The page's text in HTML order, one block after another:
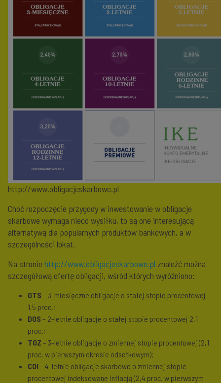
http://www.obligacjeskarbowe.pl
Choć rozpoczęcie przygody w inwestowanie w obligacje
skarbowe wymaga nieco wysiłku, to są one interesującą
alternatywą dla popularnych produktów bankowych, a w
szczególności lokat.
Na stronie http://www.obligacjeskarbowe.pl znaleźć można
szczegółową ofertę obligacji, wśród których wyróżniono:
OTS – 3-miesięczne obligacje o stałej stopie procentowej
1,5 proc.;
DOS – 2-letnie obligacje o stałej stopie procentowej 2,1
proc.;
TOZ – 3-letnie obligacje o zmiennej stopie procentowej (2,1
proc. w pierwszym okresie odsetkowym);
COI – 4-letnie obligacje skarbowe o zmiennej stopie
procentowej indeksowane inflacją (2,4 proc. w pierwszym